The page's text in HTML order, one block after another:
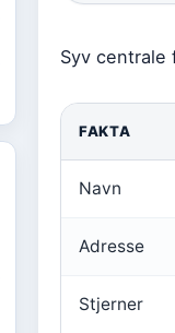
Syv
FAKTA
Navn
Adresse
Stjerner